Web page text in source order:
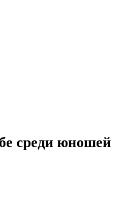
среди юношей